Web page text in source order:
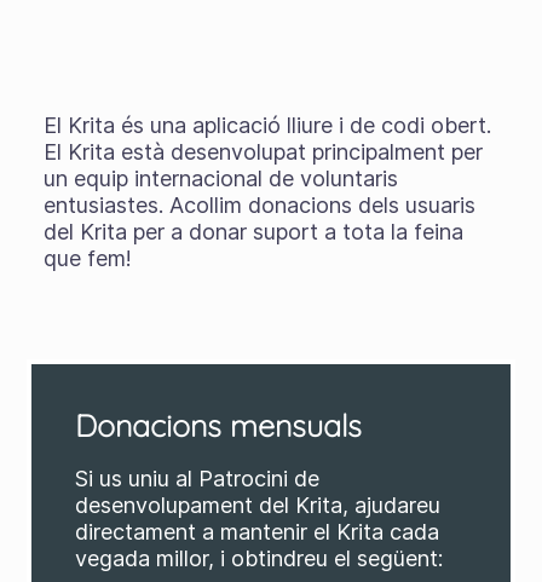
El Krita és una aplicació lliure i de codi obert.
El Krita està desenvolupat principalment per
un equip internacional de voluntaris
entusiastes. Acollim donacions dels usuaris
del Krita per a donar suport a tota la feina
que fem!
Donacions mensuals
Si us uniu al Patrocini de
desenvolupament del Krita, ajudareu
directament a mantenir el Krita cada
vegada millor, i obtindreu el següent: